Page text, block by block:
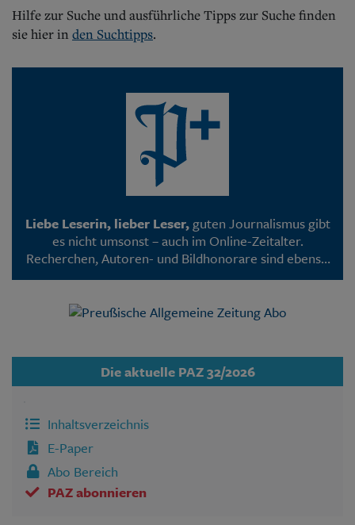
Hilfe zur Suche und ausführliche Tipps zur Suche finden
sie hier in den Suchtipps.
Liebe Leserin, lieber Leser,guten Journalismus gibt
es nicht umsonst – auch im Online-Zeitalter.
Recherchen, Autoren- und Bildhonorare sind ebenso
mit Kosten verbunden wie die Programmierung
wie inzwischen bei den meisten Medien – nur noch
Die aktuelle PAZ 32/2026
Inhaltsverzeichnis
E-Paper
Abo Bereich
PAZ abonnieren